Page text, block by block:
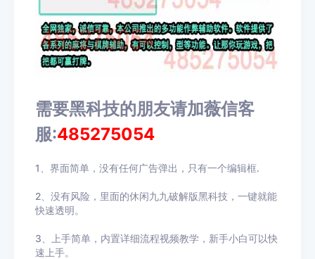
需要黑科技的朋友请加薇信客
服:485275054
1、界面简单，没有任何广告弹出，只有一个编辑框.
2、没有风险，里面的休闲九九破解版黑科技，一键就能
快速透明。
3、上手简单，内置详细流程视频教学，新手小白可以快
速上手。